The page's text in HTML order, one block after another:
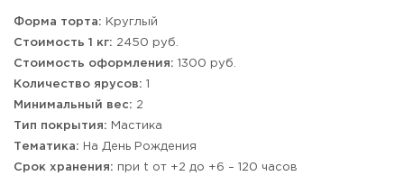
Форма торта: Круглый
Стоимость 1 кг: 2450 руб.
Стоимость оформления: 1300 руб.
Количество ярусов: 1
Минимальный вес: 2
Тип покрытия: Мастика
Тематика: На День Рождения
Срок хранения: при t от +2 до +6 – 120 часов